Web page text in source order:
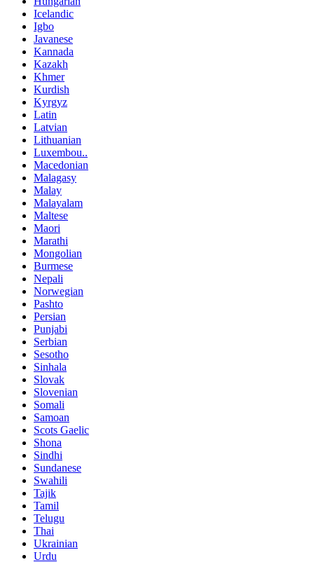
Icelandic
Igbo
Javanese
Kannada
Kazakh
Khmer
Kurdish
Kyrgyz
Latin
Latvian
Lithuanian
Luxembou..
Macedonian
Malagasy
Malay
Malayalam
Maltese
Maori
Marathi
Mongolian
Burmese
Nepali
Norwegian
Pashto
Persian
Punjabi
Serbian
Sesotho
Sinhala
Slovak
Slovenian
Somali
Samoan
Scots Gaelic
Shona
Sindhi
Sundanese
Swahili
Tajik
Tamil
Telugu
Thai
Ukrainian
Urdu